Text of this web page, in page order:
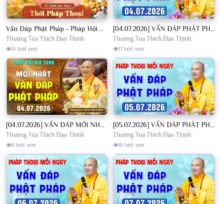
Vấn Đáp Phật Pháp - Pháp Hội Địa Tạng Ngày 01/08/2026│TT. Thích Đạo Thịnh
Thượng Toạ Thích Đạo Thịnh
14 lượt xem
[04.07.2026] VẤN ĐÁP PHẬT PHÁP - Nghe Thầy giảng Pháp mỗi ngày CÔNG ĐỨC VÔ LƯỢNG│TT. Thích Đạo Thịnh
Thượng Toạ Thích Đạo Thịnh
17 lượt xem
[04.07.2026] VẤN ĐÁP MỚI NHẤT - Pháp Hội Địa Tạng Chùa Khai Nguyên | TT. Thích Đạo Thịnh
Thượng Toạ Thích Đạo Thịnh
11 lượt xem
[05.07.2026] VẤN ĐÁP PHẬT PHÁP - Nghe Thầy giảng Pháp mỗi ngày CÔNG ĐỨC VÔ LƯỢNG│TT. Thích Đạo Thịnh
Thượng Toạ Thích Đạo Thịnh
16 lượt xem